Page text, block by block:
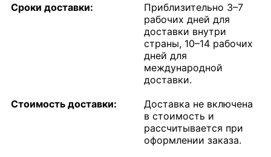
Сроки доставки:
Приблизительно 3–7
рабочих дней для
доставки внутри
страны, 10–14 рабочих
дней для
международной
доставки.
Стоимость доставки:
Доставка не включена
в стоимость и
рассчитывается при
оформлении заказа.